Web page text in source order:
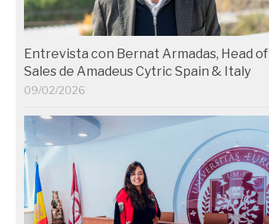
Entrevista con Bernat Armadas, Head of
Sales de Amadeus Cytric Spain & Italy
09/02/2026